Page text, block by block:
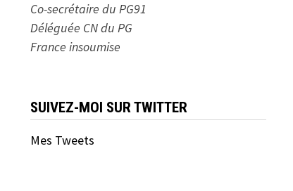
Co-secrétaire du PG91
Déléguée CN du PG
France insoumise
SUIVEZ-MOI SUR TWITTER
Mes Tweets